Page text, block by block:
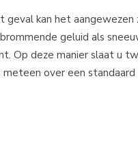
kan het aangewezen
geluid als
Op deze manier slaat u
over een